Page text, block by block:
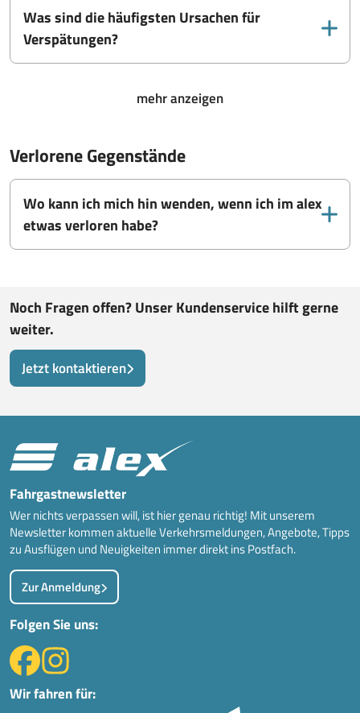
Was sind die häufigsten Ursachen für
Verspätungen?
mehr anzeigen
Verlorene Gegenstände
Wo kann ich mich hin wenden, wenn ich im alex
etwas verloren habe?
Noch Fragen offen? Unser Kundenservice hilft gerne
weiter.
Jetzt kontaktieren
Fahrgastnewsletter
Wer nichts verpassen will, ist hier genau richtig! Mit unserem
Newsletter kommen aktuelle Verkehrsmeldungen, Angebote, Tipps
zu Ausflügen und Neuigkeiten immer direkt ins Postfach.
Zur Anmeldung
Folgen Sie uns:
Wir fahren für: